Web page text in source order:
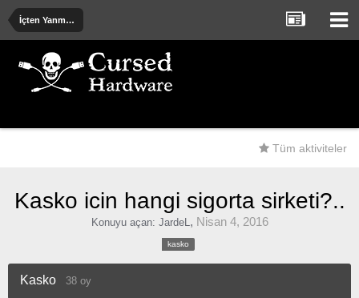
İçten Yanmalı ve Elektrik Motorlu Araçlar
Tüm aktiviteler
Kasko icin hangi sigorta sirketi?..
Konuyu açan: JardeL , Nisan 4, 2016
kasko
Kasko 38 oy